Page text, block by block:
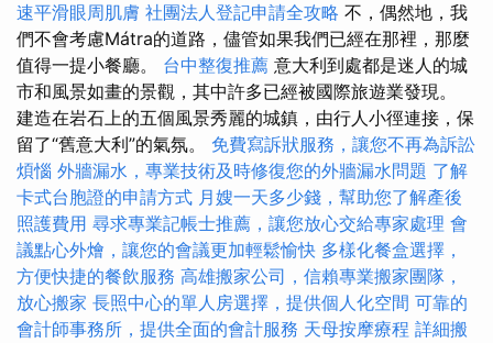
速平滑眼周肌膚 社團法人登記申請全攻略 不，偶然地，我
們不會考慮Mátra的道路，儘管如果我們已經在那裡，那麼
值得一提小餐廳。 台中整復推薦 意大利到處都是迷人的城
市和風景如畫的景觀，其中許多已經被國際旅遊業發現。
建造在岩石上的五個風景秀麗的城鎮，由行人小徑連接，保
留了“舊意大利”的氣氛。 免費寫訴狀服務，讓您不再為訴訟
煩惱 外牆漏水，專業技術及時修復您的外牆漏水問題 了解
卡式台胞證的申請方式 月嫂一天多少錢，幫助您了解產後
照護費用 尋求專業記帳士推薦，讓您放心交給專家處理 會
議點心外燴，讓您的會議更加輕鬆愉快 多樣化餐盒選擇，
方便快捷的餐飲服務 高雄搬家公司，信賴專業搬家團隊，
放心搬家 長照中心的單人房選擇，提供個人化空間 可靠的
會計師事務所，提供全面的會計服務 天母按摩療程 詳細搬